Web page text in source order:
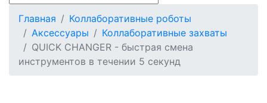
Главная
Коллаборативные роботы
Аксессуары
Коллаборативные захваты
QUICK CHANGER - быстрая смена
инструментов в течении 5 секунд